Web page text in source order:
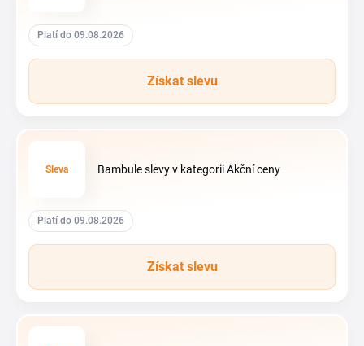
Platí do 09.08.2026
Získat slevu
Sleva Bambule slevy v kategorii Akční ceny
Platí do 09.08.2026
Získat slevu